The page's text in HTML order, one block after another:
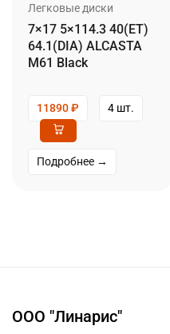
Легковые диски
7×17 5×114.3 40(ET)
64.1(DIA) ALCASTA
M61 Black
11890₽ 4 шт.
Подробнее →
ООО "Линарис"